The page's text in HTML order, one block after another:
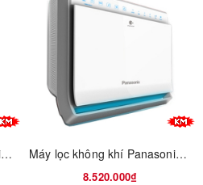
Máy lọc không khí Panasonic F-PXM55A Máy lọc không khí Panasonic F-PXL45A
8.520.000₫